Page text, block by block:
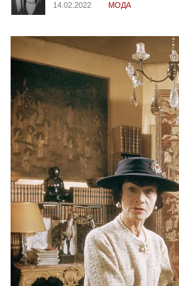
14.02.2022
МОДА